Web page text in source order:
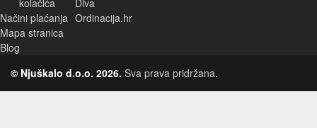
kolačića
Načini plaćanja
Mapa stranica
Blog
Diva
Ordinacija.hr
© Njuškalo d.o.o. 2026. Sva prava pridržana.